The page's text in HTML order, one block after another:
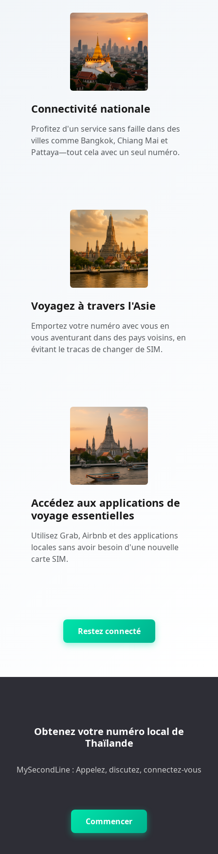
Connectivité nationale
Profitez d'un service sans faille dans des
villes comme Bangkok, Chiang Mai et
Pattaya—tout cela avec un seul numéro.
Voyagez à travers l'Asie
Emportez votre numéro avec vous en
vous aventurant dans des pays voisins, en
évitant le tracas de changer de SIM.
Accédez aux applications de
voyage essentielles
Utilisez Grab, Airbnb et des applications
locales sans avoir besoin d'une nouvelle
carte SIM.
Restez connecté
Obtenez votre numéro local de
Thaïlande
MySecondLine : Appelez, discutez, connectez-vous
Commencer